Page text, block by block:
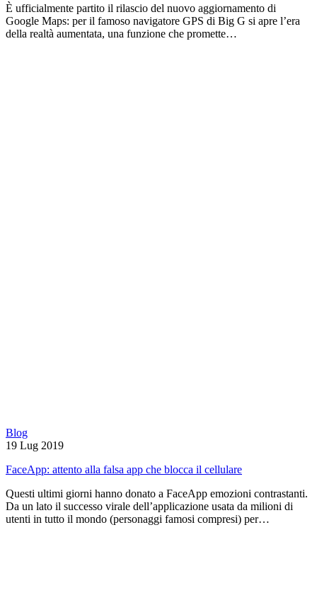
È ufficialmente partito il rilascio del nuovo aggiornamento di
Google Maps: per il famoso navigatore GPS di Big G si apre l’era
della realtà aumentata, una funzione che promette…
Blog
19 Lug 2019
FaceApp: attento alla falsa app che blocca il cellulare
Questi ultimi giorni hanno donato a FaceApp emozioni contrastanti.
Da un lato il successo virale dell’applicazione usata da milioni di
utenti in tutto il mondo (personaggi famosi compresi) per…